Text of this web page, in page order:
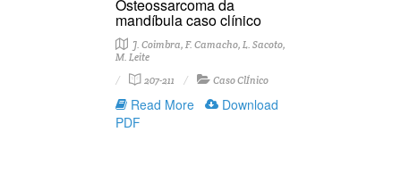
Osteossarcoma da
mandíbula caso clínico
J. Coimbra, F. Camacho, L. Sacoto,
M. Leite
207-211
Caso ClÍnico
Read More
Download
PDF